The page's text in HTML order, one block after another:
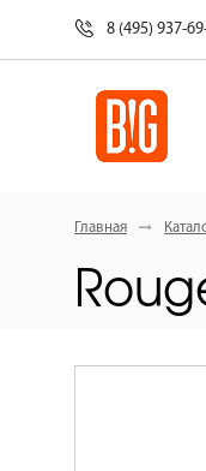
8 (495) 937-
Главная